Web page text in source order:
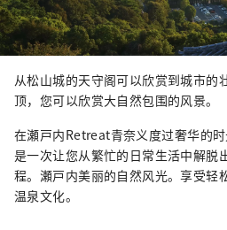
从松山城的天守阁可以欣赏到城市的
顶，您可以欣赏大自然包围的风景。
在瀬戸内Retreat青奈义度过奢华的时
是一次让您从繁忙的日常生活中解脱
程。瀬戸内美丽的自然风光。享受轻
温泉文化。